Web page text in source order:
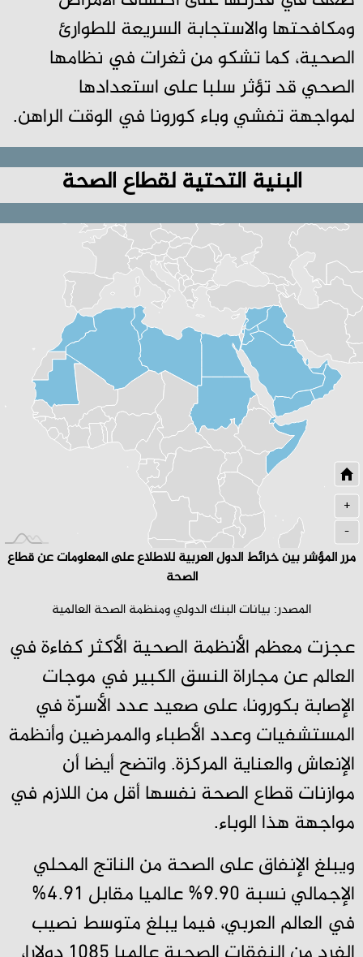
ومكافحتها والاستجابة السريعة للطوارئ
الصحية، كما تشكو من ثغرات في نظامها
الصحي قد تؤثر سلبا على استعدادها
لمواجهة تفشي وباء كورونا في الوقت الراهن.
البنية التحتية لقطاع الصحة
+
-
مرر المؤشر بين خرائط الدول العربية للاطلاع على المعلومات عن قطاع
الصحة
المصدر: بيانات البنك الدولي ومنظمة الصحة العالمية
عجزت معظم الأنظمة الصحية الأكثر كفاءة في
العالم عن مجاراة النسق الكبير في موجات
الإصابة بكورونا، على صعيد عدد الأسرّة في
المستشفيات وعدد الأطباء والممرضين وأنظمة
الإنعاش والعناية المركزة. واتضح أيضا أن
موازنات قطاع الصحة نفسها أقل من اللازم في
مواجهة هذا الوباء.
ويبلغ الإنفاق على الصحة من الناتج المحلي
الإجمالي نسبة 9.90% عالميا مقابل 4.91%
في العالم العربي، فيما يبلغ متوسط نصيب